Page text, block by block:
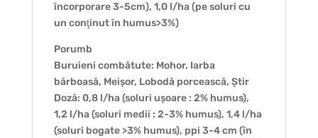
încorporare 3-5cm), 1,0 l/ha (pe soluri cu
un conţinut în humus>3%)
Porumb
Buruieni combătute: Mohor, Iarba
bărboasă, Meișor, Lobodă porcească, Știr
Doză: 0,8 l/ha (soluri ușoare : 2% humus),
1,2 l/ha (soluri medii : 2-3% humus), 1,4 l/ha
(soluri bogate >3% humus), ppi 3-4 cm (în